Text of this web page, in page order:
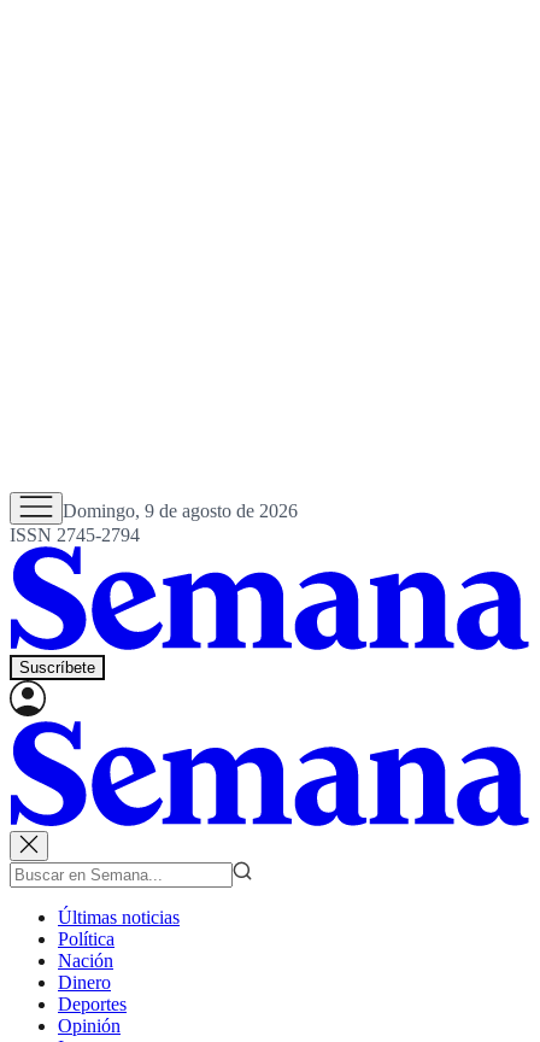
Domingo, 9 de agosto de 2026
ISSN 2745-2794
Suscríbete
Últimas noticias
Política
Nación
Dinero
Deportes
Opinión